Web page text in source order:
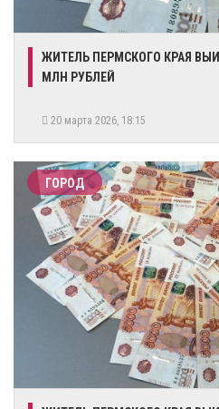
ЖИТЕЛЬ ПЕРМСКОГО КРАЯ
МЛН РУБЛЕЙ
20 марта 2026, 18:15
ГОРОД